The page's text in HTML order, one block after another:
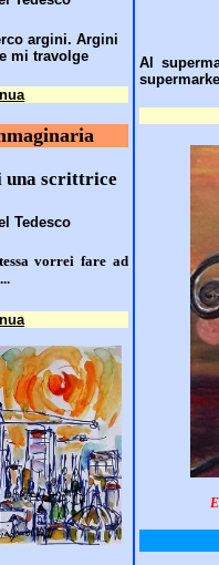
argini. Argini
mi travolge
una scrittrice
Tedesco
vorrei fare ad
Al